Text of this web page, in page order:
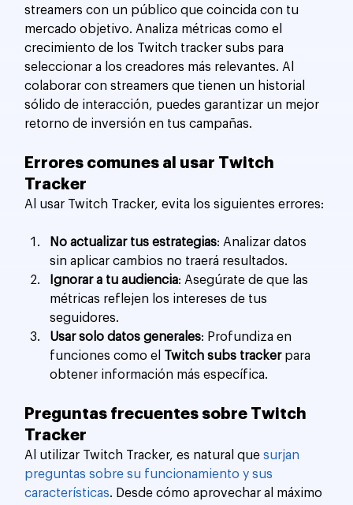
streamers con un público que coincida con tu
mercado objetivo. Analiza métricas como el
crecimiento de los Twitch tracker subs para
seleccionar a los creadores más relevantes. Al
colaborar con streamers que tienen un historial
sólido de interacción, puedes garantizar un mejor
retorno de inversión en tus campañas.
Errores comunes al usar Twitch
Tracker
Al usar Twitch Tracker, evita los siguientes errores:
No actualizar tus estrategias: Analizar datos
sin aplicar cambios no traerá resultados.
Ignorar a tu audiencia: Asegúrate de que las
métricas reflejen los intereses de tus
seguidores.
Usar solo datos generales: Profundiza en
funciones como el Twitch subs tracker para
obtener información más específica.
Preguntas frecuentes sobre Twitch
Tracker
Al utilizar Twitch Tracker, es natural que surjan
preguntas sobre su funcionamiento y sus
características. Desde cómo aprovechar al máximo